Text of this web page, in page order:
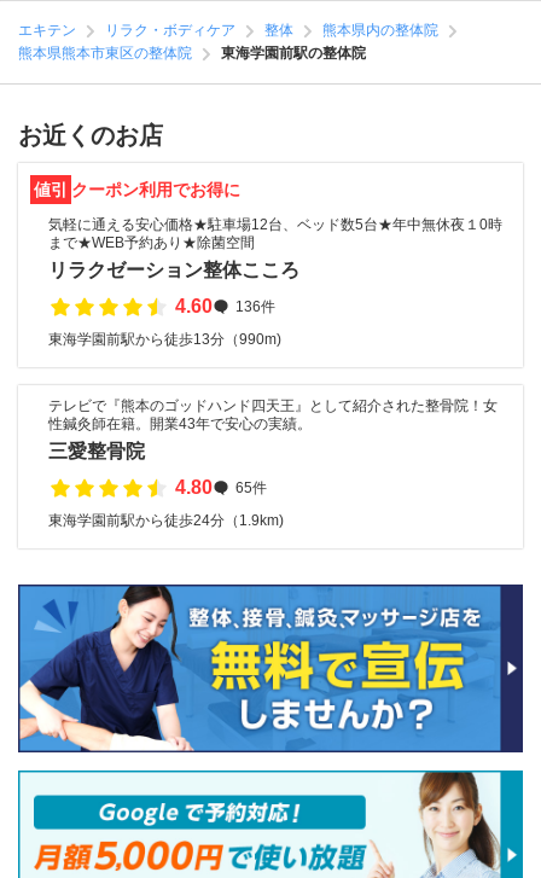
エキテン リラク・ボディケア 整体
熊本県内の整体院
熊本県熊本市東区の整体院
東海学園前駅の整体院
お近くのお店
値引 クーポン利用でお得に
気軽に通える安心価格★駐車場12台、ベッド数5台★年中無休夜１0時
まで★WEB予約あり★除菌空間
リラクゼーション整体こころ
4.60
136件
東海学園前駅から徒歩13分（990m)
テレビで『熊本のゴッドハンド四天王』として紹介された整骨院！女
性鍼灸師在籍。開業43年で安心の実績。
三愛整骨院
4.80
65件
東海学園前駅から徒歩24分（1.9km)